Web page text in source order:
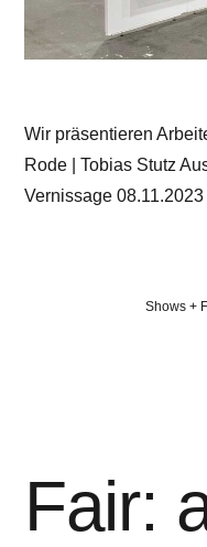
Wir präsentieren
Rode | Tobias Stutz
Vernissage
Shows +
Fair: